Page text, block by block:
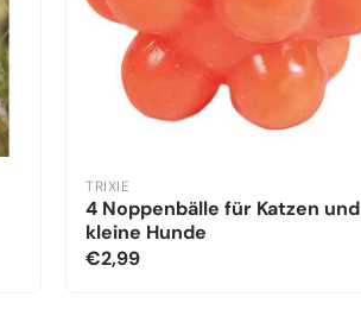
TRIXIE
4 Noppenbälle für Katzen und
kleine Hunde
€2,99